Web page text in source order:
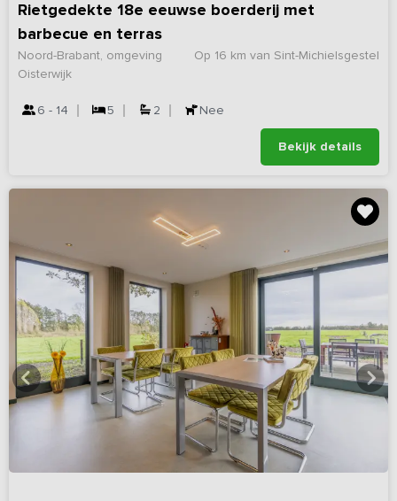
Rietgedekte 18e eeuwse boerderij met
barbecue en terras
Op 16 km van Sint-Michielsgestel
Noord-Brabant, omgeving
Oisterwijk
6 - 14 5 2 Nee
Bekijk details